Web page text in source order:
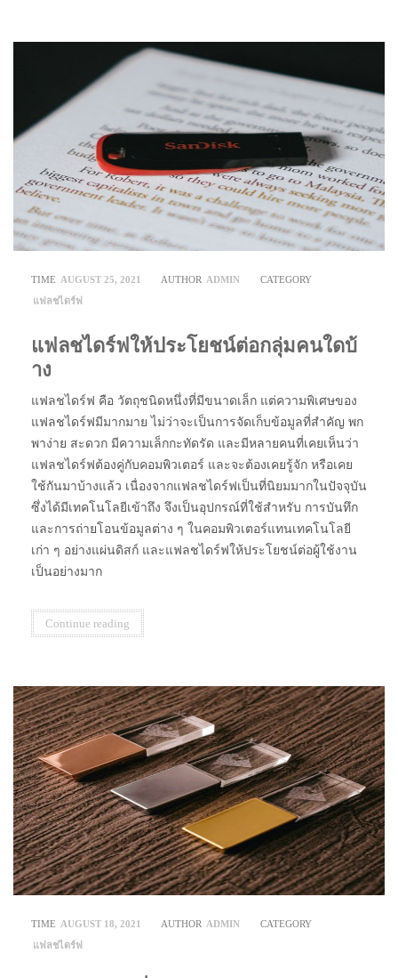
TIME AUGUST 25, 2021 AUTHOR ADMIN
CATEGORY
แฟลชไดร์ฟ
แฟลชไดร์ฟให้ประโยชน์ต่อกลุ่มคนใดบ้
าง
แฟลชไดร์ฟ คือ วัตถุชนิดหนึ่งที่มีขนาดเล็ก แต่ความพิเศษของ
แฟลชไดร์ฟมีมากมาย ไม่ว่าจะเป็นการจัดเก็บข้อมูลที่สำคัญ พก
พาง่าย สะดวก มีความเล็กกะทัดรัด และมีหลายคนที่เคยเห็นว่า
แฟลชไดร์ฟต้องคู่กับคอมพิวเตอร์ และจะต้องเคยรู้จัก หรือเคย
ใช้กันมาบ้างแล้ว เนื่องจากแฟลชไดร์ฟเป็นที่นิยมมากในปัจจุบัน
ซึ่งได้มีเทคโนโลยีเข้าถึง จึงเป็นอุปกรณ์ที่ใช้สำหรับ การบันทึก
และการถ่ายโอนข้อมูลต่าง ๆ ในคอมพิวเตอร์แทนเทคโนโลยี
เก่า ๆ อย่างแผ่นดิสก์ และแฟลชไดร์ฟให้ประโยชน์ต่อผู้ใช้งาน
เป็นอย่างมาก
Continue reading
TIME AUGUST 18, 2021 AUTHOR ADMIN
CATEGORY
แฟลชไดร์ฟ